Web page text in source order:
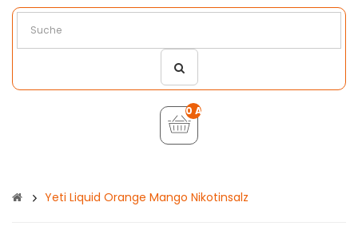
0 Artikel - €0,00
Yeti Liquid Orange Mango Nikotinsalz